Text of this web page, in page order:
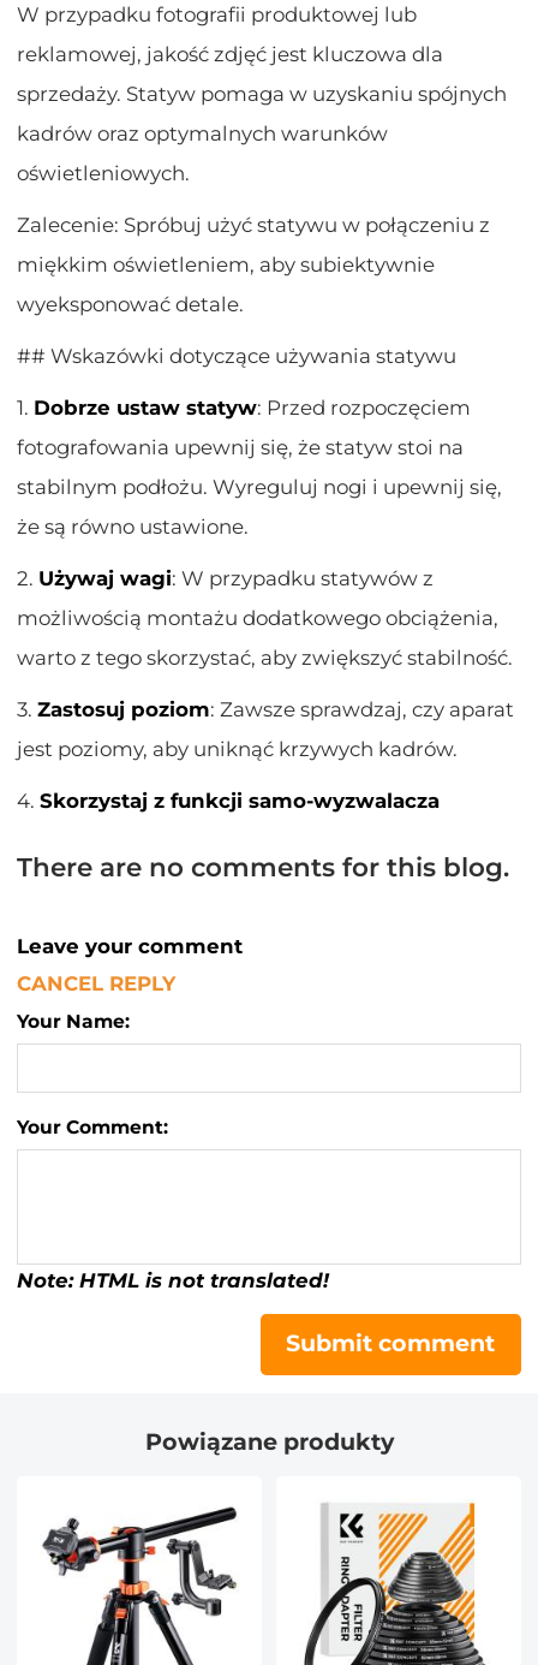
W przypadku fotografii produktowej lub
reklamowej, jakość zdjęć jest kluczowa dla
sprzedaży. Statyw pomaga w uzyskaniu spójnych
kadrów oraz optymalnych warunków
oświetleniowych.
Zalecenie: Spróbuj użyć statywu w połączeniu z
miękkim oświetleniem, aby subiektywnie
wyeksponować detale.
## Wskazówki dotyczące używania statywu
1. Dobrze ustaw statyw: Przed rozpoczęciem
fotografowania upewnij się, że statyw stoi na
stabilnym podłożu. Wyreguluj nogi i upewnij się,
że są równo ustawione.
2. Używaj wagi: W przypadku statywów z
możliwością montażu dodatkowego obciążenia,
warto z tego skorzystać, aby zwiększyć stabilność.
3.Zastosuj poziom: Zawsze sprawdzaj, czy aparat
jest poziomy, aby uniknąć krzywych kadrów.
4.Skorzystaj z funkcji samo-wyzwalacza
There are no comments for this blog.
Leave your comment
CANCEL REPLY
Your Name:
Your Comment:
Note: HTML is not translated!
Submit comment
Powiązane produkty